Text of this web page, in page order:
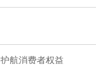
航消费者权益